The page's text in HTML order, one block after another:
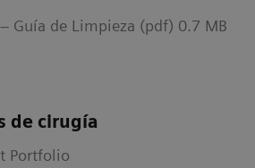
Guía de Limpieza (pdf) 0.7 MB
de cirugía
Portfolio